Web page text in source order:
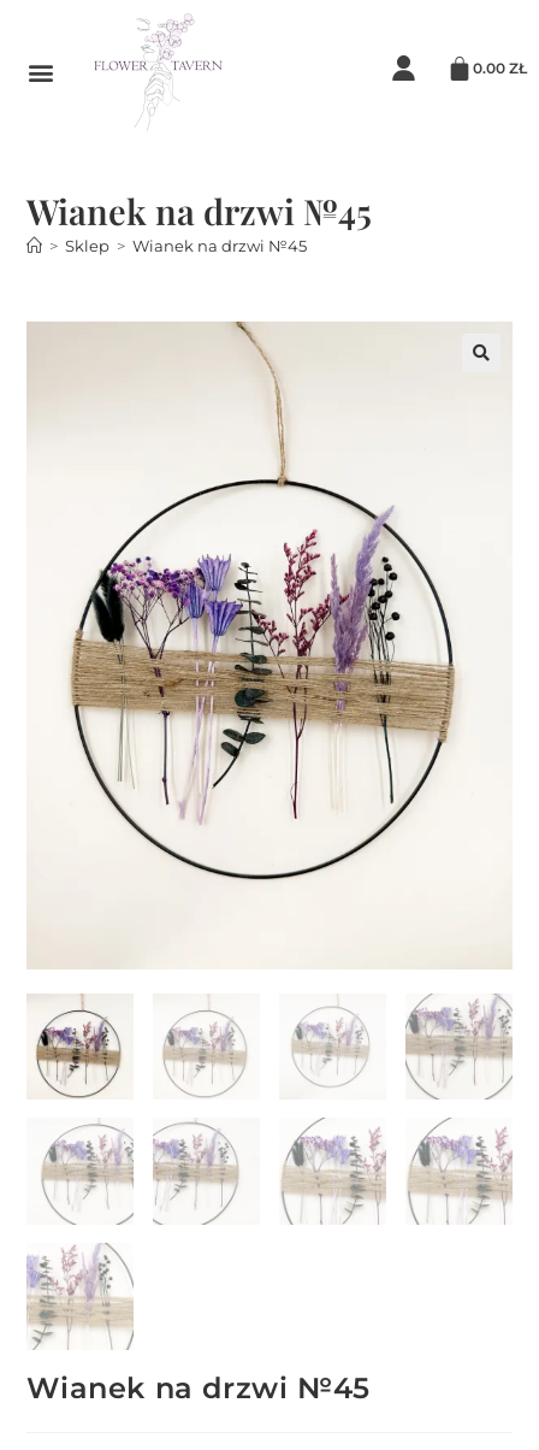
0.00 ZŁ
Wianek na drzwi №45
> Sklep > Wianek na drzwi №45
Wianek na drzwi №45